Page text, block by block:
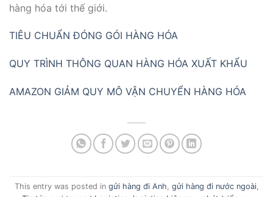
hàng hóa tới thế giới.
TIÊU CHUẨN ĐÓNG GÓI HÀNG HÓA
QUY TRÌNH THÔNG QUAN HÀNG HÓA XUẤT KHẨU
AMAZON GIẢM QUY MÔ VẬN CHUYỂN HÀNG HÓA
This entry was posted in gửi hàng đi Anh, gửi hàng đi nước ngoài,